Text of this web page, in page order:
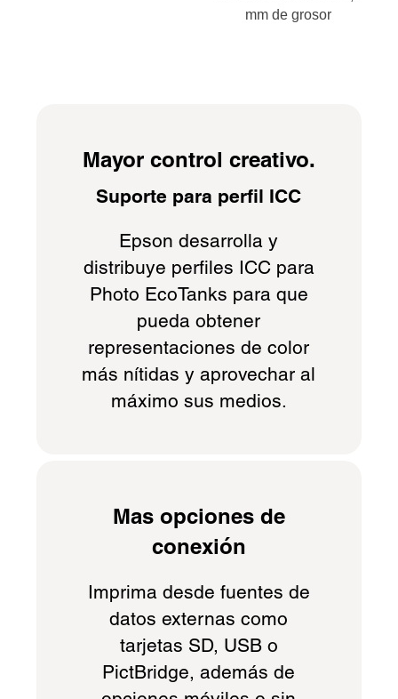
mm de grosor
Mayor control creativo.
Suporte para perfil ICC
Epson desarrolla y
distribuye perfiles ICC para
Photo EcoTanks para que
pueda obtener
representaciones de color
más nítidas y aprovechar al
máximo sus medios.
Mas opciones de
conexión
Imprima desde fuentes de
datos externas como
tarjetas SD, USB o
PictBridge, además de